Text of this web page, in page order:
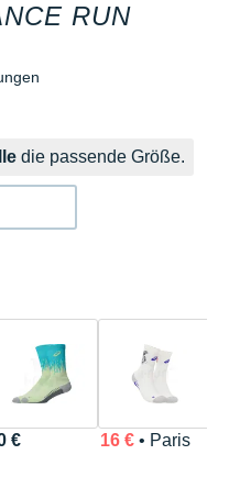
RUN
die passende Größe.
€ 16 €• Paris